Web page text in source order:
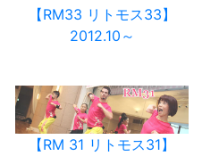
【RM33 リトモス33】
2012.10～
【RM 31 リトモス31】